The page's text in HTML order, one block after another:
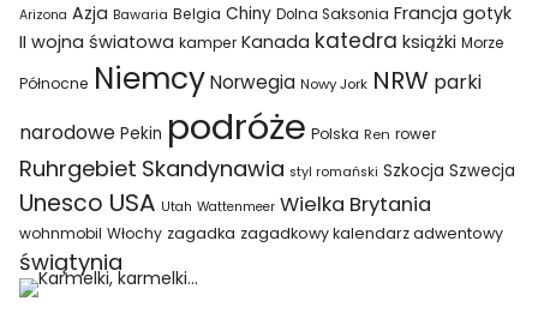
Arizona Azja Bawaria Belgia Chiny Dolna Saksonia Francja gotyk
II wojna światowa kamper Kanada katedra książki Morze
Północne Niemcy Norwegia Nowy Jork NRW parki
narodowe Pekin podróże Polska Ren rower
Ruhrgebiet Skandynawia styl romański Szkocja Szwecja
Unesco USA Utah Wattenmeer Wielka Brytania
wohnmobil Włochy zagadka zagadkowy kalendarz adwentowy
świątynia